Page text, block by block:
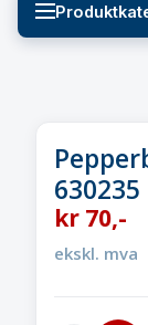
630235
kr 70,-
ekskl. mva